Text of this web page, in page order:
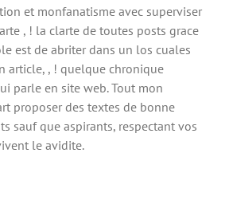
et monfanatisme avec superviser
, ! la clarte de toutes posts grace
est de abriter dans un los cuales
article, , ! quelque chronique
parle en site web. Tout mon
proposer des textes de bonne
sauf que aspirants, respectant vos
le avidite.